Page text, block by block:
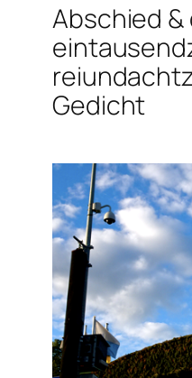
Abschied &
Gedicht